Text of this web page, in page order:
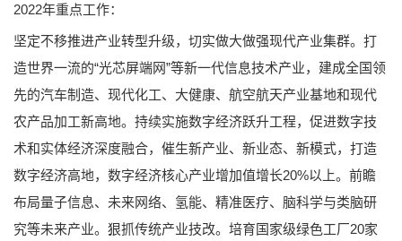
2022年重点工作：
坚定不移推进产业转型升级，切实做大做强现代产业集群。打
造世界一流的“光芯屏端网”等新一代信息技术产业，建成全国领
先的汽车制造、现代化工、大健康、航空航天产业基地和现代
农产品加工新高地。持续实施数字经济跃升工程，促进数字技
术和实体经济深度融合，催生新产业、新业态、新模式，打造
数字经济高地，数字经济核心产业增加值增长20%以上。前瞻
布局量子信息、未来网络、氢能、精准医疗、脑科学与类脑研
究等未来产业。狠抓传统产业技改。培育国家级绿色工厂20家